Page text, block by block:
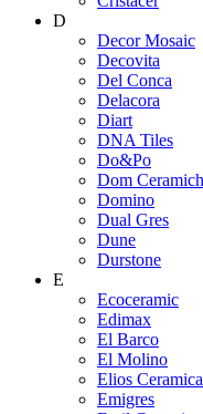
D
Decor Mosaic
Decovita
Del Conca
Delacora
Diart
DNA Tiles
Do&Po
Dom
Domino
Dual Gres
Dune
Durstone
E
Ecoceramic
Edimax
El Barco
El Molino
Elios Ceramica
Emigres